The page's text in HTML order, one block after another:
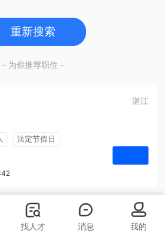
重新搜索
- 为你推荐职位 -
湛江
法定节假日
找人才 消息 我的